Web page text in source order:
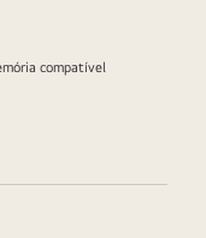
compatível